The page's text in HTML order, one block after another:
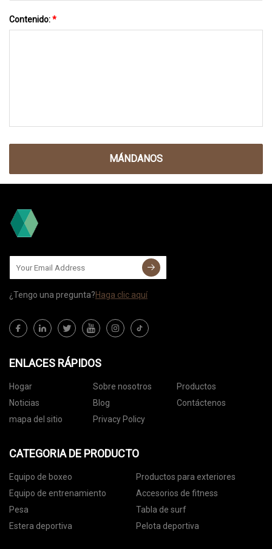
Contenido:*
MÁNDANOS
¿Tengo una pregunta?Haga clic aquí
ENLACES RÁPIDOS
Hogar Sobre nosotros
Productos
Noticias
Blog
Contáctenos
mapa del sitio
Privacy Policy
CATEGORIA DE PRODUCTO
Equipo de boxeo
Productos para exteriores
Equipo de entrenamiento
Accesorios de fitness
Pesa
Tabla de surf
Estera deportiva
Pelota deportiva